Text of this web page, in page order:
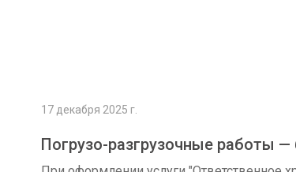
17 декабря 2025 г.
Погрузо-разгрузочные работы —